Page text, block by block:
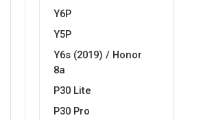
Y6P
Y5P
Y6s (2019) / Honor
8a
P30 Lite
P30 Pro
Crtani filmovi